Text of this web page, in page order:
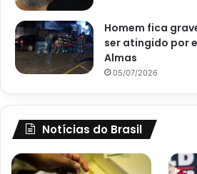
Homem fica
ser atingido por
Almas
05/07/2026
Notícias do Brasil